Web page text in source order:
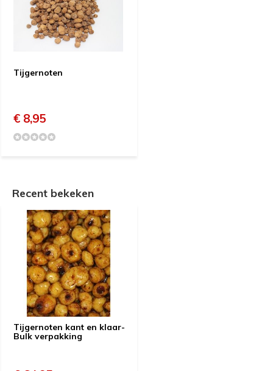
Tijgernoten
€ 8,95
Recent bekeken
Tijgernoten kant en klaar-
Bulk verpakking